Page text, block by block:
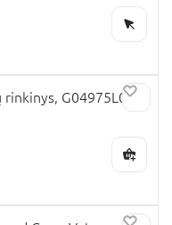
rinkinys, G04975L0